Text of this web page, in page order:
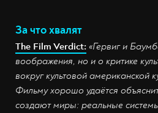
За что хвалят
The Film Verdict: «Гервиг и
воображения, но и о критике
вокруг культовой американской
Фильму хорошо удаётся
создают миры: реальные